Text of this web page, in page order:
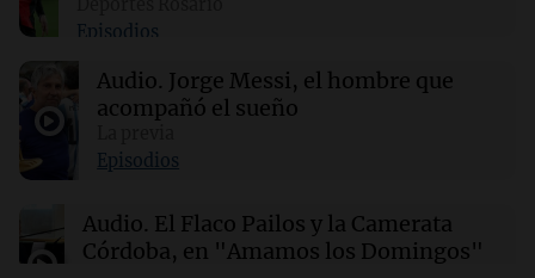
¿Por qué los dinosaurios nunca evolucionaron
a tamaños diminutos si alcanzaron
gigantescas proporciones?
Químicos rompen barreras en reacciones
químicas al liberar electrones directamente en
Episodios
Audio. Jorge Messi, el hombre que
acompañó el sueño
Episodios
Audio. El Flaco Pailos y la Camerata
Córdoba, en "Amamos los Domingos"